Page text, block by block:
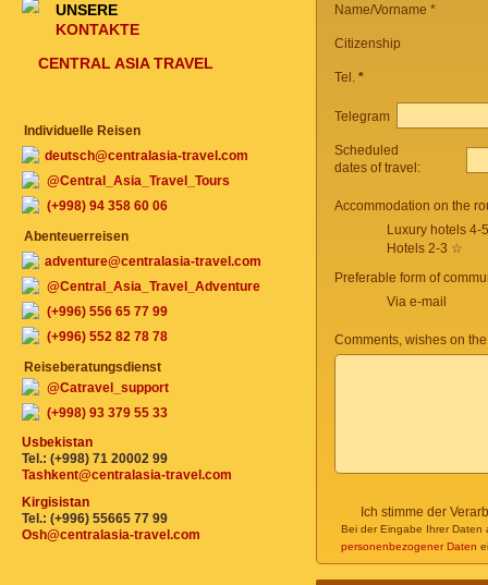
Name/Vorname *
Citizenship
Tel. *
Telegram
Scheduled
dates of travel:
Accommodation on the
Luxury hotels 4-
Hotels 2-3 ☆
Preferable form of
Via e-mail
Comments, wishes on
Ich stimme der
Bei der Eingabe Ihrer Daten
personenbezogener Daten
UNSERE
KONTAKTE
CENTRAL ASIA TRAVEL
Individuelle Reisen
deutsch@centralasia-travel.com
@Central_Asia_Travel_Tours
(+998) 94 358 60 06
Abenteuerreisen
adventure@centralasia-travel.com
@Central_Asia_Travel_Adventure
(+996) 556 65 77 99
(+996) 552 82 78 78
Reiseberatungsdienst
@Catravel_support
(+998) 93 379 55 33
Usbekistan
Tel.: (+998) 71 20002 99
Tashkent@centralasia-travel.com
Kirgisistan
Tel.: (+996) 55665 77 99
Osh@centralasia-travel.com